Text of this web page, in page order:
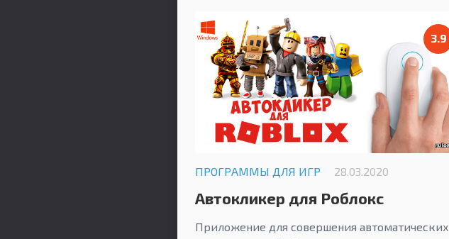
3.9
ПРОГРАММЫ ДЛЯ ИГР 28.03.2020
Автокликер для Роблокс
Приложение для совершения автоматических